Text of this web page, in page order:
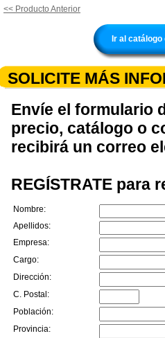
<< Producto Anterior
Ir al catálogo
SOLICITE MÁS
Envíe el formulario
precio, catálogo o
recibirá un correo
REGÍSTRATE para
Nombre:
Apellidos:
Empresa:
Cargo:
Dirección:
C. Postal:
Población:
Provincia: